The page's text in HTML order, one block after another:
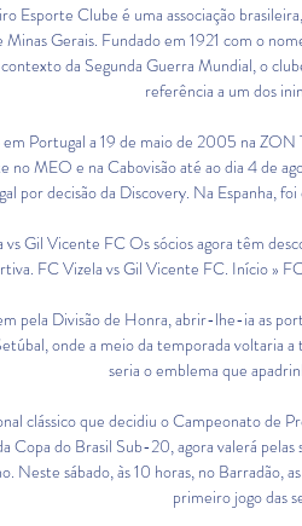
Esporte Clube é uma associação
Minas Gerais. Fundado em 1921 com o
da Segunda Guerra Mundial, o
referência a um dos
em Portugal a 19 de maio de 2005 na
no MEO e na Cabovisão até ao dia 4 de
por decisão da Discovery. Na Espanha,
vs Gil Vicente FC Os sócios agora têm
FC Vizela vs Gil Vicente FC. Início »
pela Divisão de Honra, abrir-lhe-ia as
onde a meio da temporada voltaria
seria o emblema que
clássico que decidiu o Campeonato de
Copa do Brasil Sub-20, agora valerá
Neste sábado, às 10 horas, no Barradão,
primeiro jogo das